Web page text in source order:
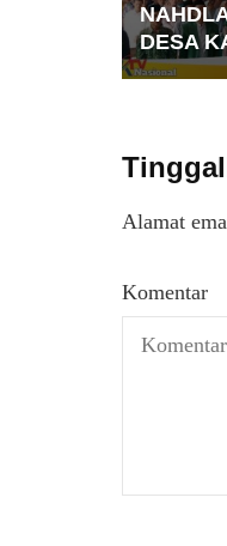
DESA
Alamat
Komentar